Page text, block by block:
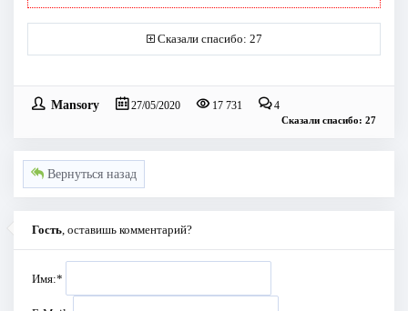
Сказали спасибо: 27
Mansory 27/05/2020 17 731 4
Сказали спасибо: 27
Вернуться назад
Гость, оставишь комментарий?
Имя:*